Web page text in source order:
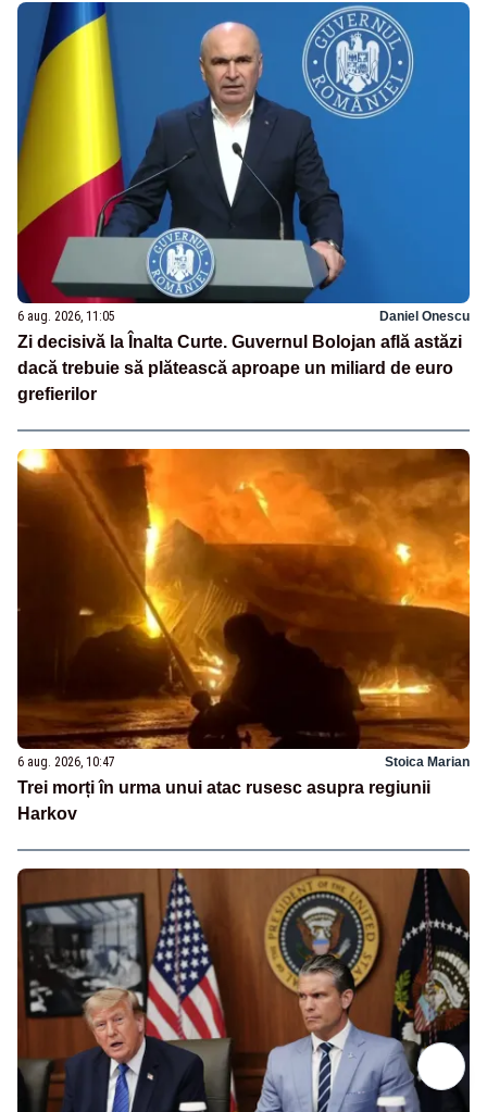
6 aug. 2026, 11:05 Daniel Onescu
Zi decisivă la Înalta Curte. Guvernul Bolojan află astăzi
dacă trebuie să plătească aproape un miliard de euro
grefierilor
6 aug. 2026, 10:47 Stoica Marian
Trei morți în urma unui atac rusesc asupra regiunii
Harkov